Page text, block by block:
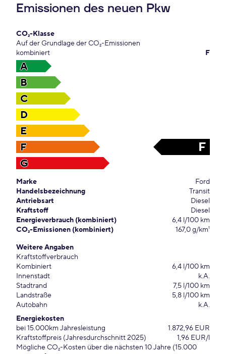
Emissionen des neuen Pkw
CO₂-Klasse
Auf der Grundlage der CO₂-Emissionen
kombiniert
F
A
B
C
D
E
F
F
G
Marke
Ford
Handelsbezeichnung
Transit
Antriebsart
Diesel
Kraftstoff
Diesel
Energieverbrauch (kombiniert)
6,4 l/100 km
CO₂-Emissionen (kombiniert)
167,0 g/km¹
Weitere Angaben
Kraftstoffverbrauch
Kombiniert
6,4 l/100 km
Innenstadt
k.A.
Stadtrand
7,5 l/100 km
Landstraße
5,8 l/100 km
Autobahn
k.A.
Energiekosten
bei 15.000km Jahresleistung
1.872,96 EUR
Kraftstoffpreis (Jahresdurchschnitt 2025)
1,96 EUR/l
Mögliche CO₂-Kosten über die nächsten 10 Jahre (15.000